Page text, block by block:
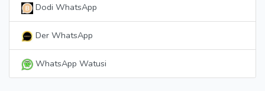
Dodi WhatsApp
Der WhatsApp
WhatsApp Watusi